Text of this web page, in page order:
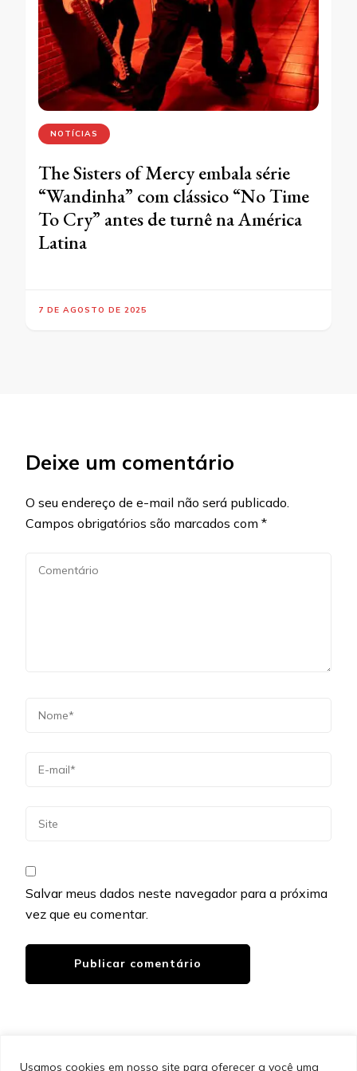
Usamos cookies em nosso site para oferecer a você uma
NOTÍCIAS
The Sisters of Mercy embala série
“Wandinha” com clássico “No Time
To Cry” antes de turnê na América
Latina
7 DE AGOSTO DE 2025
Deixe um comentário
O seu endereço de e-mail não será publicado.
Campos obrigatórios são marcados com *
Salvar meus dados neste navegador para a próxima
vez que eu comentar.